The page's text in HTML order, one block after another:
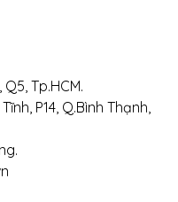
Tp.HCM.
P14, Q.Bình Thạnh,